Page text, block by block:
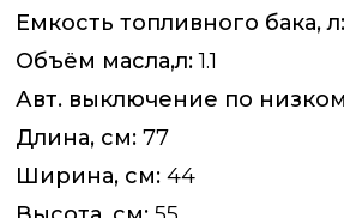
Емкость топливного бака, л:
Объём масла,л:1.1
Авт. выключение по
Длина, см: 77
Ширина, см: 44